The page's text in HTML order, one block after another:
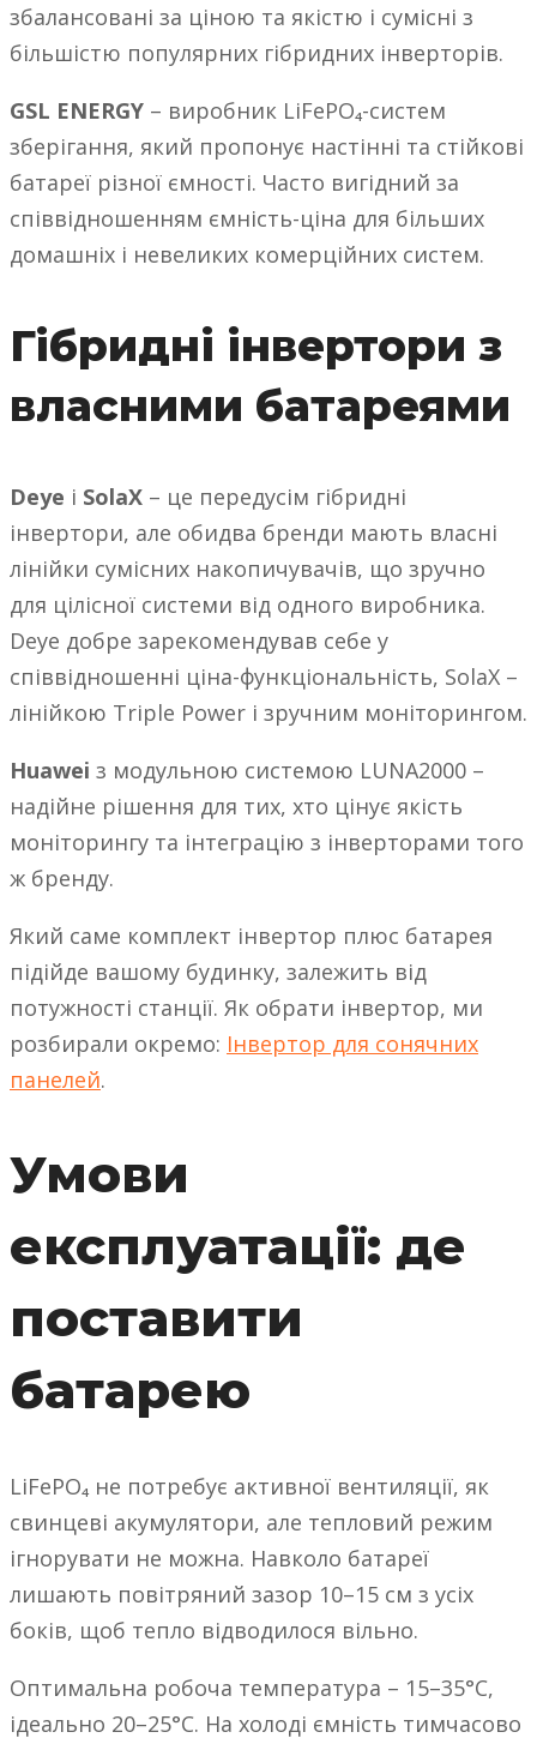
збалансовані за ціною та якістю і сумісні з
більшістю популярних гібридних інверторів.
GSL ENERGY – виробник LiFePO₄-систем
зберігання, який пропонує настінні та стійкові
батареї різної ємності. Часто вигідний за
співвідношенням ємність-ціна для більших
домашніх і невеликих комерційних систем.
Гібридні інвертори з
власними батареями
Deye і SolaX – це передусім гібридні
інвертори, але обидва бренди мають власні
лінійки сумісних накопичувачів, що зручно
для цілісної системи від одного виробника.
Deye добре зарекомендував себе у
співвідношенні ціна-функціональність, SolaX –
лінійкою Triple Power і зручним моніторингом.
Huawei з модульною системою LUNA2000 –
надійне рішення для тих, хто цінує якість
моніторингу та інтеграцію з інверторами того
ж бренду.
Який саме комплект інвертор плюс батарея
підійде вашому будинку, залежить від
потужності станції. Як обрати інвертор, ми
розбирали окремо: Інвертор для сонячних
панелей.
Умови
експлуатації: де
поставити
батарею
LiFePO₄ не потребує активної вентиляції, як
свинцеві акумулятори, але тепловий режим
ігнорувати не можна. Навколо батареї
лишають повітряний зазор 10–15 см з усіх
боків, щоб тепло відводилося вільно.
Оптимальна робоча температура – 15–35°C,
ідеально 20–25°C. На холоді ємність тимчасово